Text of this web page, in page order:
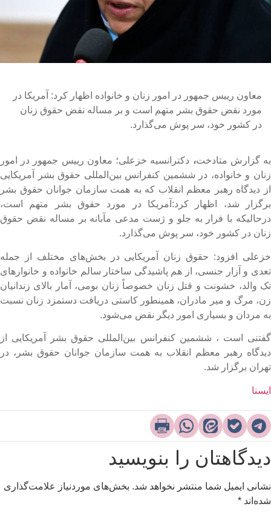
معاون رییس جمهور در امور زنان و خانواده اظهار کرد: آمریکا در
مورد نقض حقوق بشر متهم است و بر مساله نقض حقوق زنان
در کشور خود، سر پوش می‌گذارد.
گزارش متادخت،دکترانسیه خزعلی؛ معاون رییس جمهور در امور
و خانواده، در ششمین کنفرانس بین‌المللی حقوق بشر آمریکایی
دیدگاه رهبر معظم انقلاب که به همت سازمان جوانان حقوق بشر
شد، اظهار کرد:آمریکا در مورد حقوق بشر متهم است،
با فرار به جلو و ژست مدعی مآبانه بر مساله نقض حقوق
در کشور خود، سر پوش می‌گذارد.
افزود: حقوق زنان آمریکایی در بخش‌های مختلف از جمله
و آزار جنسی، از هم پاشیدگی ساختار سالم خانواده و خانوارهای
والد، خشونت و قتل زنان خصوصاً زنان بومی، آمار بالای زندانیان
مرگ و میر مادران، همینطور کاستی دریافت دستمزد زنان نسبت
مردان و بسیاری امور دیگر نقض می‌شود.
است ، ششمین کنفرانس بین‌المللی حقوق بشر آمریکایی از
رهبر معظم انقلاب به همت سازمان جوانان حقوق بشر، در
برگزار شد.​
را بنویسید
ایمیل شما منتشر نخواهد شد. بخش‌های موردنیاز علامت‌گذاری
*